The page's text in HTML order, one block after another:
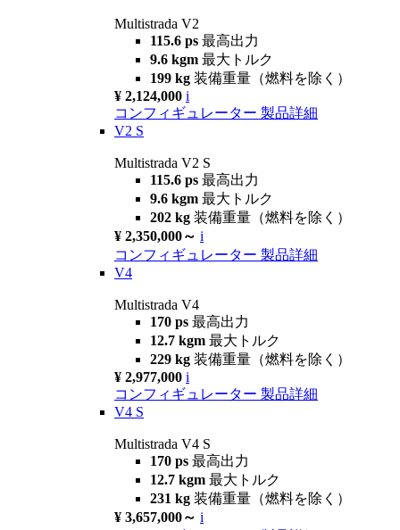
Multistrada V2
115.6 ps 最高出力
9.6 kgm 最大トルク
199 kg 装備重量（燃料を除く）
¥ 2,124,000 i
コンフィギュレーター 製品詳細
V2 S
Multistrada V2 S
115.6 ps 最高出力
9.6 kgm 最大トルク
202 kg 装備重量（燃料を除く）
¥ 2,350,000～ i
コンフィギュレーター 製品詳細
V4
Multistrada V4
170 ps 最高出力
12.7 kgm 最大トルク
229 kg 装備重量（燃料を除く）
¥ 2,977,000 i
コンフィギュレーター 製品詳細
V4 S
Multistrada V4 S
170 ps 最高出力
12.7 kgm 最大トルク
231 kg 装備重量（燃料を除く）
¥ 3,657,000～ i